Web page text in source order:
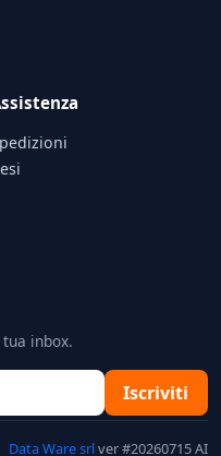
inbox.
Iscriviti
Data Ware srlver #20260715 AI